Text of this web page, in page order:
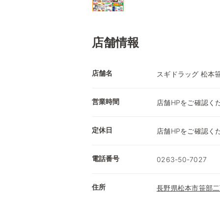
店舗情報
店舗名 スギドラッグ 松本
営業時間 店舗HPをご確認く
定休日 店舗HPをご確認く
電話番号 0263-50-7027
住所 長野県松本市笹部